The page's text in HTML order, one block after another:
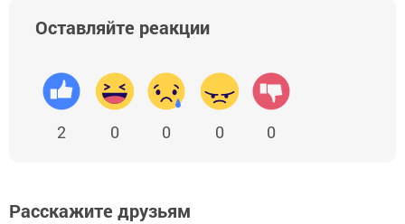
Оставляйте реакции
2 0 0 0 0
Расскажите друзьям